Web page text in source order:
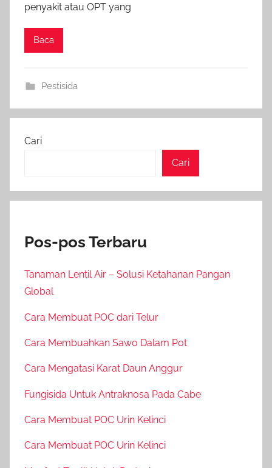
penyakit atau OPT yang
Baca
Pestisida
Cari
Cari
Pos-pos Terbaru
Tanaman Lentil Air – Solusi Ketahanan Pangan
Global
Cara Membuat POC dari Telur
Cara Membuahkan Sawo Dalam Pot
Cara Mengatasi Karat Daun Anggur
Fungisida Untuk Antraknosa Pada Cabe
Cara Membuat POC Urin Kelinci
Cara Membuat POC Urin Kelinci